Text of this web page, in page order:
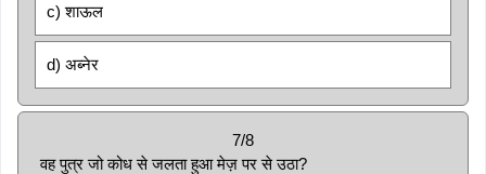
c) शाऊल
d) अब्नेर
7/8
वह पुत्र जो कोध से जलता हुआ मेज़ पर से उठा?